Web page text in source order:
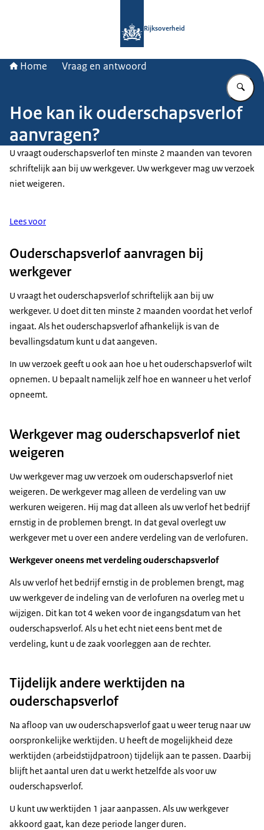
Rijksoverheid
Home Vraag en antwoord
Hoe kan ik ouderschapsverlof
aanvragen?
U vraagt ouderschapsverlof ten minste 2 maanden van tevoren
schriftelijk aan bij uw werkgever. Uw werkgever mag uw verzoek
niet weigeren.
Lees voor
Ouderschapsverlof aanvragen bij
werkgever
U vraagt het ouderschapsverlof schriftelijk aan bij uw
werkgever. U doet dit ten minste 2 maanden voordat het verlof
ingaat. Als het ouderschapsverlof afhankelijk is van de
bevallingsdatum kunt u dat aangeven.
In uw verzoek geeft u ook aan hoe u het ouderschapsverlof wilt
opnemen. U bepaalt namelijk zelf hoe en wanneer u het verlof
opneemt.
Werkgever mag ouderschapsverlof niet
weigeren
Uw werkgever mag uw verzoek om ouderschapsverlof niet
weigeren. De werkgever mag alleen de verdeling van uw
werkuren weigeren. Hij mag dat alleen als uw verlof het bedrijf
ernstig in de problemen brengt. In dat geval overlegt uw
werkgever met u over een andere verdeling van de verlofuren.
Werkgever oneens met verdeling ouderschapsverlof
Als uw verlof het bedrijf ernstig in de problemen brengt, mag
uw werkgever de indeling van de verlofuren na overleg met u
wijzigen. Dit kan tot 4 weken voor de ingangsdatum van het
ouderschapsverlof. Als u het echt niet eens bent met de
verdeling, kunt u de zaak voorleggen aan de rechter.
Tijdelijk andere werktijden na
ouderschapsverlof
Na afloop van uw ouderschapsverlof gaat u weer terug naar uw
oorspronkelijke werktijden. U heeft de mogelijkheid deze
werktijden (arbeidstijdpatroon) tijdelijk aan te passen. Daarbij
blijft het aantal uren dat u werkt hetzelfde als voor uw
ouderschapsverlof.
U kunt uw werktijden 1 jaar aanpassen. Als uw werkgever
akkoord gaat, kan deze periode langer duren.